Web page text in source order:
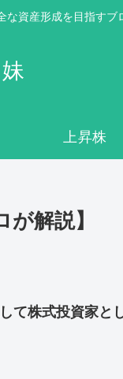
資産形成を目指す
上昇株
解説】
て株式投資家と